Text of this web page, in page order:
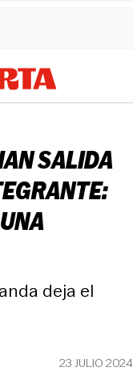
SALIDA
deja el
23 JULIO 2024